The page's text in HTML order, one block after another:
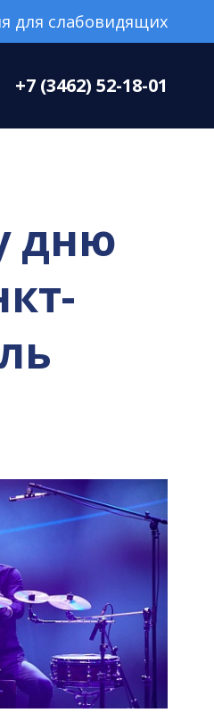
для слабовидящих
+7 (3462) 52-18-01
дню